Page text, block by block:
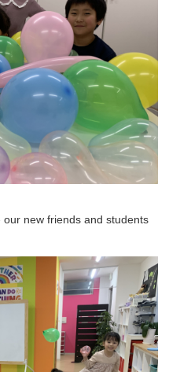
new friends and students